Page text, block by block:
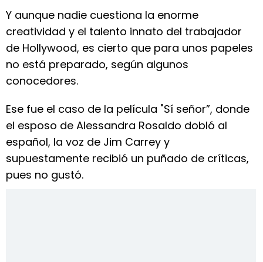
Y aunque nadie cuestiona la enorme
creatividad y el talento innato del trabajador
de Hollywood, es cierto que para unos papeles
no está preparado, según algunos
conocedores.
Ese fue el caso de la película "Sí señor”, donde
el esposo de Alessandra Rosaldo dobló al
español, la voz de Jim Carrey y
supuestamente recibió un puñado de críticas,
pues no gustó.